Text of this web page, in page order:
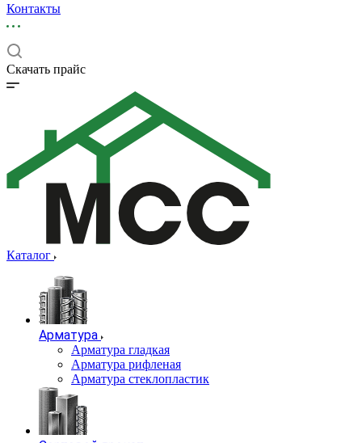
Контакты
Скачать прайс
Каталог
Арматура
Арматура гладкая
Арматура рифленая
Арматура стеклопластик